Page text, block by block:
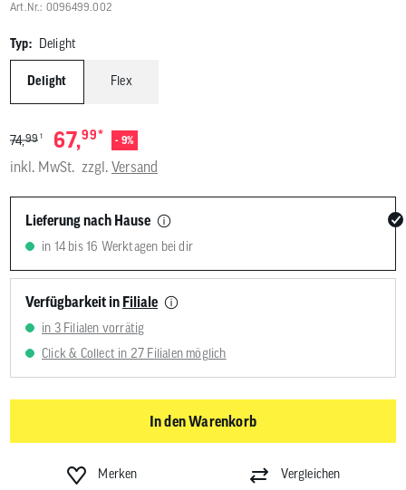
Art.Nr.: 0096499.002
Typ: Delight
Delight Flex
74,99 1 67,99* - 9%
inkl. MwSt. zzgl. Versand
Lieferung nach Hause
in 14 bis 16 Werktagen bei dir
Verfügbarkeit in Filiale
in 3 Filialen vorrätig
Click & Collect in 27 Filialen möglich
In den Warenkorb
Merken Vergleichen